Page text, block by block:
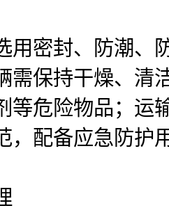
用密封、防潮、
需保持干燥、清
等危险物品；运
，配备应急防护